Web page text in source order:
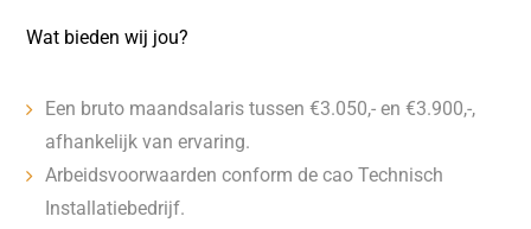
Wat bieden wij jou?
Een bruto maandsalaris tussen €3.050,- en €3.900,-,
afhankelijk van ervaring.
Arbeidsvoorwaarden conform de cao Technisch
Installatiebedrijf.